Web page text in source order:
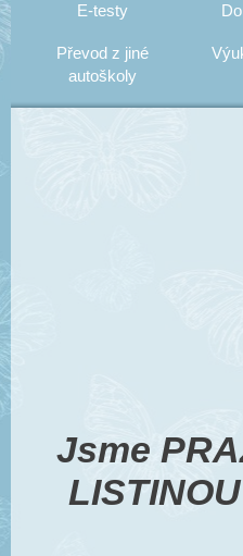
E-testy
Převod z jiné
autoškoly
Jsme
LISTINOU